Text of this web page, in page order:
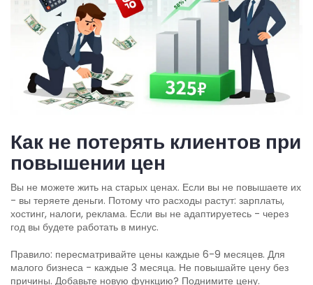
Как не потерять клиентов при
повышении цен
Вы не можете жить на старых ценах. Если вы не повышаете их
- вы теряете деньги. Потому что расходы растут: зарплаты,
хостинг, налоги, реклама. Если вы не адаптируетесь - через
год вы будете работать в минус.
Правило: пересматривайте цены каждые 6-9 месяцев. Для
малого бизнеса - каждые 3 месяца. Не повышайте цену без
причины. Добавьте новую функцию? Поднимите цену.